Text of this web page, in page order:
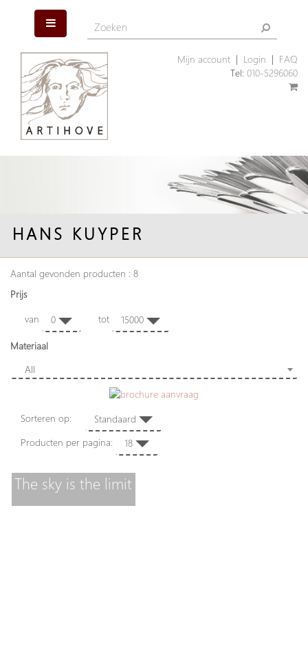
Mijn account| Login
FAQ
Tel: 010-5296060
HANS KUYPER
Aantal gevonden producten : 8
Prijs
van 0 tot 15000
Materiaal
All
Sorteren op: Standaard
Producten per pagina: 18
The sky is the limit